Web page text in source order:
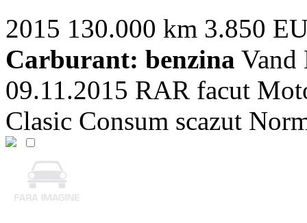
2015 130.000 km 3.850
Carburant: benzina Vand
09.11.2015 RAR facut
Clasic Consum scazut